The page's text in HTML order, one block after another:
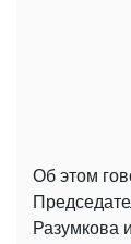
Об этом
Разумкова